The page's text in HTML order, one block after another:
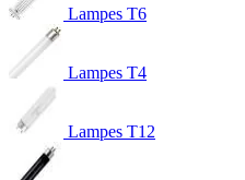
Lampes T6
Lampes T4
Lampes T12